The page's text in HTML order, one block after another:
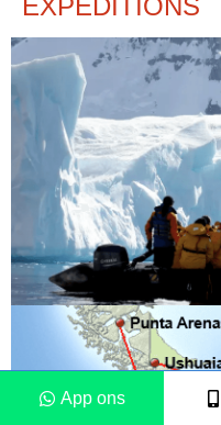
EXPEDITIONS
App ons